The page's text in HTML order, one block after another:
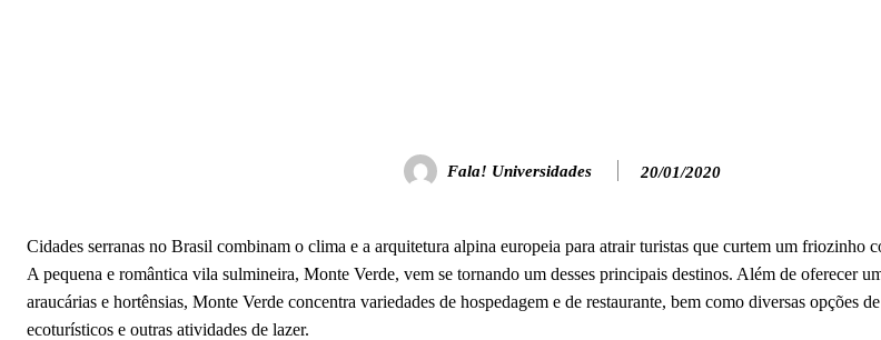
Fala! Universidades 20/01/2020
Cidades serranas no Brasil combinam o clima e a arquitetura alpina europeia para atrair turistas que curtem um friozinho
A pequena e romântica vila sulmineira, Monte Verde, vem se tornando um desses principais destinos. Além de oferecer
araucárias e hortênsias, Monte Verde concentra variedades de hospedagem e de restaurante, bem como diversas opções
ecoturísticos e outras atividades de lazer.